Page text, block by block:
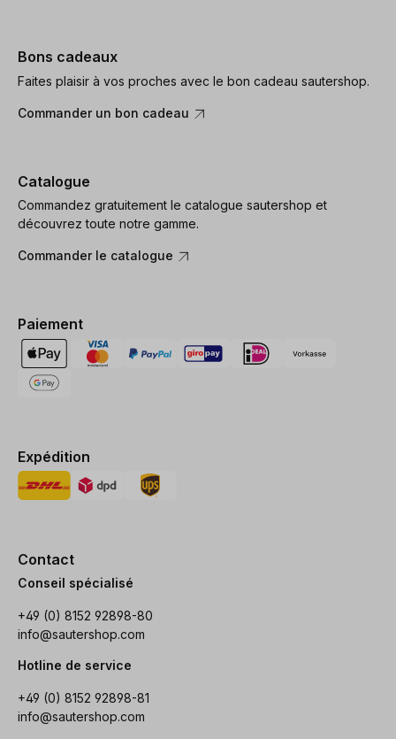
Bons cadeaux
Faites plaisir à vos proches avec le bon cadeau sautershop.
Commander un bon cadeau
Catalogue
Commandez gratuitement le catalogue sautershop et
découvrez toute notre gamme.
Commander le catalogue
Paiement
Expédition
Contact
Conseil spécialisé
+49 (0) 8152 92898-80
info@sautershop.com
Hotline de service
+49 (0) 8152 92898-81
info@sautershop.com